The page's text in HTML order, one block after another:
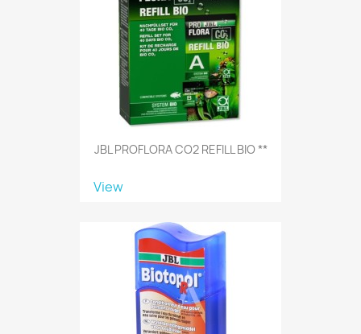
JBL PROFLORA CO2 REFILL BIO **
View